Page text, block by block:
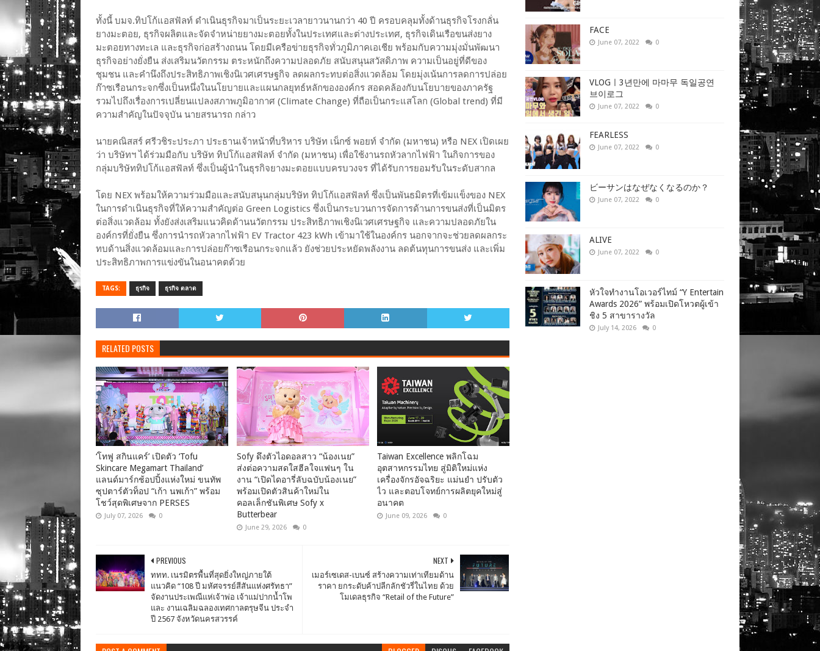
ทั้งนี้ บมจ.ทิปโก้แอสฟัลท์ ดำเนินธุรกิจมาเป็นระยะเวลายาวนานกว่า 40 ปี ครอบคลุมทั้งด้านธุรกิจโรงกลั่น
ยางมะตอย, ธุรกิจผลิตและจัดจำหน่ายยางมะตอยทั้งในประเทศและต่างประเทศ, ธุรกิจเดินเรือขนส่งยาง
มะตอยทางทะเล และธุรกิจก่อสร้างถนน โดยมีเครือข่ายธุรกิจทั่วภูมิภาคเอเชีย พร้อมกับความมุ่งมั่นพัฒนา
ธุรกิจอย่างยั่งยืน ส่งเสริมนวัตกรรม ตระหนักถึงความปลอดภัย สนับสนุนสวัสดิภาพ ความเป็นอยู่ที่ดีของ
ชุมชน และคำนึงถึงประสิทธิภาพเชิงนิเวศเศรษฐกิจ ลดผลกระทบต่อสิ่งแวดล้อม โดยมุ่งเน้นการลดการปล่อย
ก๊าซเรือนกระจกซึ่งเป็นหนึ่งในนโยบายและแผนกลยุทธ์หลักขององค์กร สอดคล้องกับนโยบายของภาครัฐ
รวมไปถึงเรื่องการเปลี่ยนแปลงสภาพภูมิอากาศ (Climate Change) ที่ถือเป็นกระแสโลก (Global trend) ที่มี
ความสำคัญในปัจจุบัน นายสรนารถ กล่าว
นายคณิสสร์ ศรีวชิระประภา ประธานเจ้าหน้าที่บริหาร บริษัท เน็กซ์ พอยท์ จำกัด (มหาชน) หรือ NEX เปิดเผย
ว่า บริษัทฯ ได้ร่วมมือกับ บริษัท ทิปโก้แอสฟัลท์ จำกัด (มหาชน) เพื่อใช้งานรถหัวลากไฟฟ้า ในกิจการของ
กลุ่มบริษัททิปโก้แอสฟัลท์ ซึ่งเป็นผู้นำในธุรกิจยางมะตอยแบบครบวงจร ที่ได้รับการยอมรับในระดับสากล
โดย NEX พร้อมให้ความร่วมมือและสนับสนุนกลุ่มบริษัท ทิปโก้แอสฟัลท์ ซึ่งเป็นพันธมิตรที่เข้มแข็งของ NEX
ในการดำเนินธุรกิจที่ให้ความสำคัญต่อ Green Logistics ซึ่งเป็นกระบวนการจัดการด้านการขนส่งที่เป็นมิตร
ต่อสิ่งแวดล้อม ทั้งยังส่งเสริมแนวคิดด้านนวัตกรรม ประสิทธิภาพเชิงนิเวศเศรษฐกิจ และความปลอดภัยใน
องค์กรที่ยั่งยืน ซึ่งการนำรถหัวลากไฟฟ้า EV Tractor 423 kWh เข้ามาใช้ในองค์กร นอกจากจะช่วยลดผลกระ
ทบด้านสิ่งแวดล้อมและการปล่อยก๊าซเรือนกระจกแล้ว ยังช่วยประหยัดพลังงาน ลดต้นทุนการขนส่ง และเพิ่ม
ประสิทธิภาพการแข่งขันในอนาคตด้วย
TAGS: ธุรกิจ ธุรกิจ ตลาด
RELATED POSTS
‘โทฟู สกินแคร์’ เปิดตัว ‘Tofu
Skincare Megamart Thailand’
แลนด์มาร์กช้อปปิ้งแห่งใหม่ ขนทัพ
ซุปตาร์ตัวท็อป “เก้า นพเก้า” พร้อม
โชว์สุดพิเศษจาก PERSES
July 07, 2026 0
Sofy ดึงตัวไอดอลสาว “น้องเนย”
ส่งต่อความสดใสฮีลใจแฟนๆ ใน
งาน “เปิดไดอารี่ลับฉบับน้องเนย”
พร้อมเปิดตัวสินค้าใหม่ใน
คอลเล็กชันพิเศษ Sofy x
Butterbear
June 29, 2026 0
Taiwan Excellence พลิกโฉม
อุตสาหกรรมไทย สู่มิติใหม่แห่ง
เครื่องจักรอัจฉริยะ แม่นยำ ปรับตัว
ไว และตอบโจทย์การผลิตยุคใหม่สู่
อนาคต
June 09, 2026 0
NEXT
เมอร์เซเดส-เบนซ์ สร้างความเท่าเทียมด้าน
ราคา ยกระดับค้าปลีกลักชัวรี่ในไทย ด้วย
โมเดลธุรกิจ “Retail of the Future”
PREVIOUS
ททท. เนรมิตรพื้นที่สุดยิ่งใหญ่ภายใต้
แนวคิด “108 ปี มหัศจรรย์สีสันแห่งศรัทธา”
จัดงานประเพณีแห่เจ้าพ่อ เจ้าแม่ปากน้ำโพ
และ งานเฉลิมฉลองเทศกาลตรุษจีน ประจำ
ปี 2567 จังหวัดนครสวรรค์
FACE
June 07, 2022 0
VLOGㅣ3년만에 마마무 독일공연
브이로그
June 07, 2022 0
FEARLESS
June 07, 2022 0
ビーサンはなぜなくなるのか？
June 07, 2022 0
ALIVE
June 07, 2022 0
หัวใจทำงานโอเวอร์ไทม์ “Y Entertain
Awards 2026” พร้อมเปิดโหวตผู้เข้า
ชิง 5 สาขารางวัล
July 14, 2026 0